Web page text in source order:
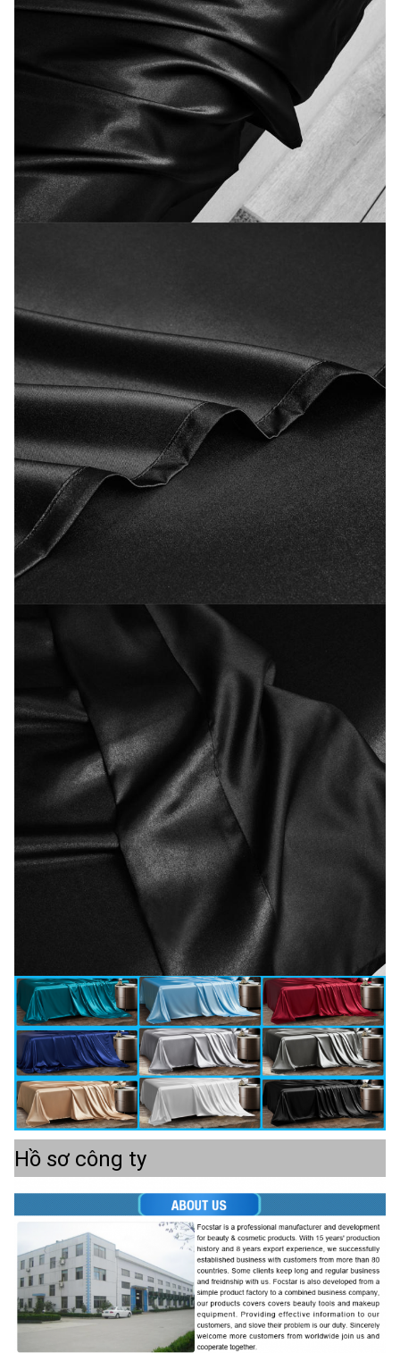
Hồ sơ công ty